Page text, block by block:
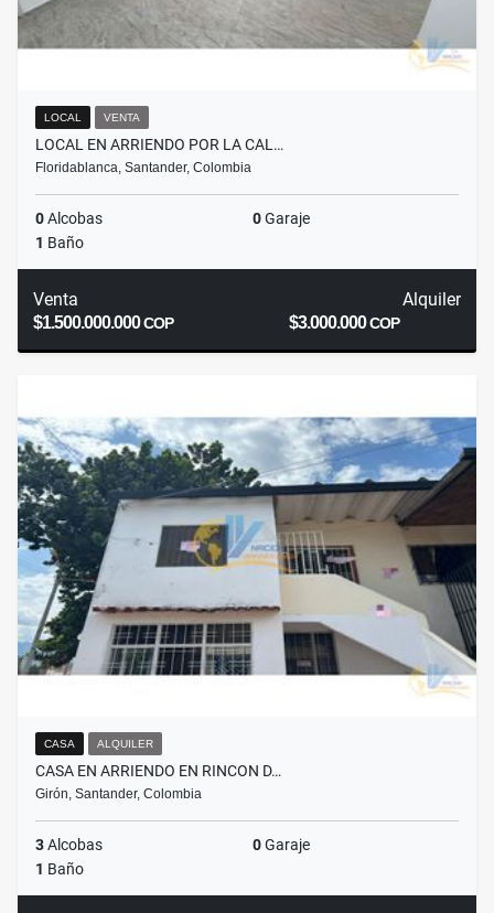
LOCAL VENTA
LOCAL EN ARRIENDO POR LA CAL…
Floridablanca, Santander, Colombia
0Alcobas 0Garaje
1 Baño
Venta
$1.500.000.000COP
Alquiler
$3.000.000COP
CASA ALQUILER
CASA EN ARRIENDO EN RINCON D…
Girón, Santander, Colombia
3Alcobas 0Garaje
1 Baño